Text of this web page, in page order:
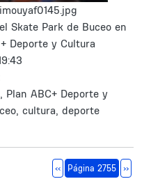
Skate Park de Buceo en
Deporte y Cultura
ABC+ Deporte y
cultura, deporte
Página anterior
‹‹ Página 2755 Siguiente
››